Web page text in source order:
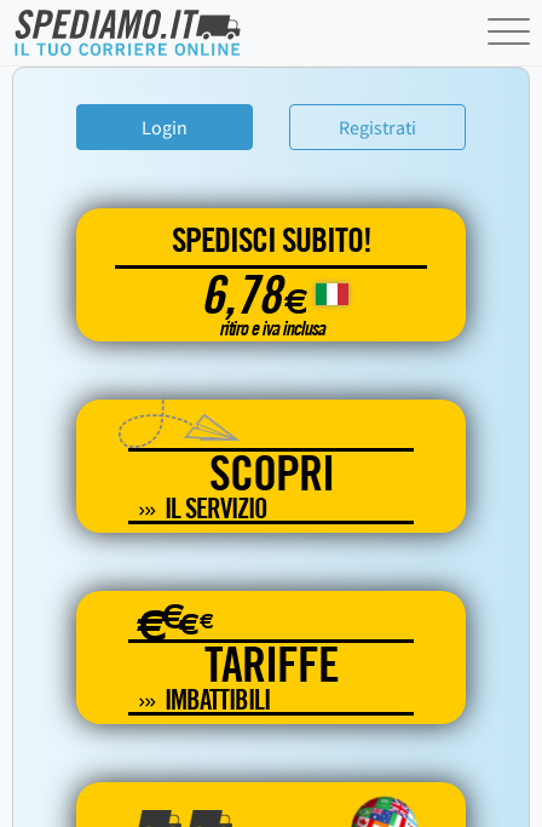
Login Registrati
SPEDISCI SUBITO!
6,78€
ritiro e iva inclusa
SCOPRI
IL SERVIZIO
€€€€
TARIFFE
IMBATTIBILI